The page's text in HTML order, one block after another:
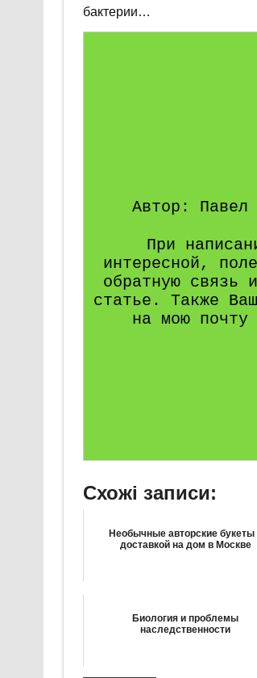
бактерии…
Автор: Павел
При
интересной,
обратную связь
статье. Также
на мою почту
Схожі записи:
Необычные авторские букеты
доставкой на дом в Москве
Биология и проблемы
наследственности